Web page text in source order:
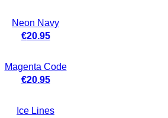
Neon Navy
€20.95
Magenta Code
€20.95
Ice Lines